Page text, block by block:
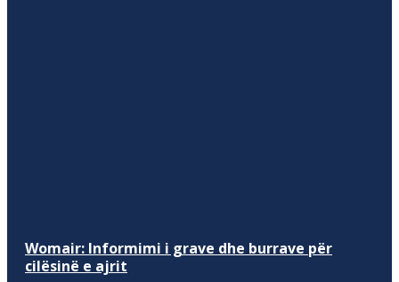
Womair: Informimi i grave dhe burrave për
cilësinë e ajrit